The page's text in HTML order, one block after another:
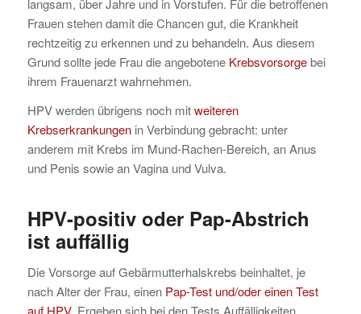
Frauen stehen damit die Chancen gut, die Krankheit
rechtzeitig zu erkennen und zu behandeln. Aus diesem
Grund sollte jede Frau die angebotene Krebsvorsorgebei
ihrem Frauenarzt wahrnehmen.
HPV werden übrigens noch mitweiteren
Krebserkrankungenin Verbindung gebracht: unter
anderem mit Krebs im Mund-Rachen-Bereich, an Anus
und Penis sowie an Vagina und Vulva.
HPV-positiv oder Pap-Abstrich
ist auffällig
Die Vorsorge auf Gebärmutterhalskrebs beinhaltet, je
nach Alter der Frau, einen Pap-Test und/oder einen Test
auf HPV. Ergeben sich bei den Tests Auffälligkeiten,